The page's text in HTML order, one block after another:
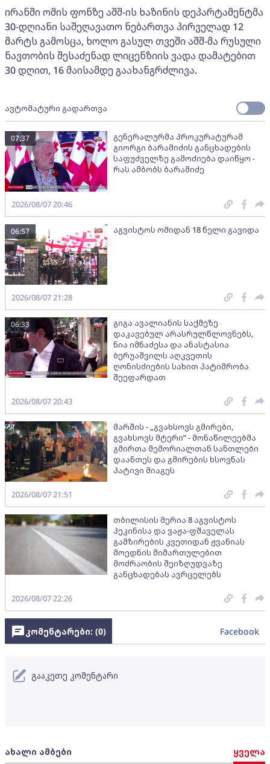
ირანში ომის ფონზე აშშ-ის ხაზინის დეპარტამენტმა
30-დღიანი საშეღავათო ნებართვა პირველად 12
მარტს გამოსცა, ხოლო გასულ თვეში აშშ-მა რუსული
ნავთობის შესაძენად ლიცენზიის ვადა დამატებით
30 დღით, 16 მაისამდე გაახანგრძლივა.
ავტომატური გადართვა
გენერალურმა პროკურატურამ
გიორგი ბარამიძის განცხადების
საფუძველზე გამოძიება დაიწყო -
რას ამბობს ბარამიძე
07:37
2026/08/07 20:46
აგვისტოს ომიდან 18 წელი გავიდა
06:57
2026/08/07 21:28
გიგა ავალიანის საქმეზე
დაკავებულ არასრულწლოვნებს,
ნია იმნაძესა და ანასტასია
ბერუაშვილს აღკვეთის
ღონისძიების სახით პატიმრობა
შეეფარდათ
06:33
2026/08/07 20:43
მარშის - „გვახსოვს გმირები,
გვახსოვს მტერი” - მონაწილეებმა
გმირთა მემორიალთან სანთლები
დაანთეს და გმირების ხსოვნას
პატივი მიაგეს
2026/08/07 21:51
თბილისის მერია 8 აგვისტოს
პეკინისა და ვაჟა-ფშაველას
გამზირების კვეთიდან ჟვანიას
მოედნის მიმართულებით
მოძრაობის შეიზღუდვაზე
განცხადებას ავრცელებს
2026/08/07 22:26
ახალი ამბები ყველა
კომენტარები: (0) Facebook
გააკეთე კომენტარი